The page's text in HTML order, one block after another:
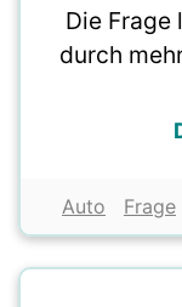
Die Frage
durch
Auto Frage